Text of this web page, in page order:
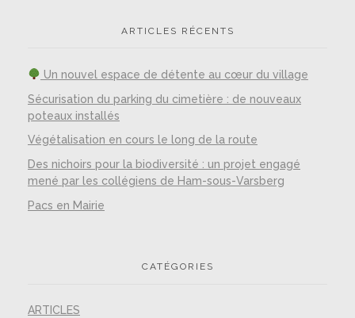
ARTICLES RÉCENTS
Un nouvel espace de détente au cœur du village
Sécurisation du parking du cimetière : de nouveaux
poteaux installés
Végétalisation en cours le long de la route
Des nichoirs pour la biodiversité : un projet engagé
mené par les collégiens de Ham-sous-Varsberg
Pacs en Mairie
CATÉGORIES
ARTICLES